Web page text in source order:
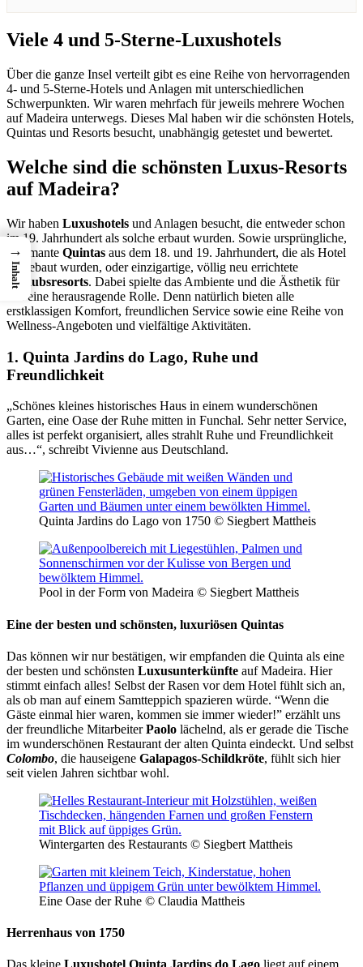
Viele 4 und 5-Sterne-Luxushotels
Über die ganze Insel verteilt gibt es eine Reihe von hervorragenden
4- und 5-Sterne-Hotels und Anlagen mit unterschiedlichen
Schwerpunkten. Wir waren mehrfach für jeweils mehrere Wochen
auf Madeira unterwegs. Dieses Mal haben wir die schönsten Hotels,
Quintas und Resorts besucht, unabhängig getestet und bewertet.
Welche sind die schönsten Luxus-Resorts
auf Madeira?
Wir haben Luxushotels und Anlagen besucht, die entweder schon
im 19. Jahrhundert als solche erbaut wurden. Sowie ursprüngliche,
charmante Quintas aus dem 18. und 19. Jahrhundert, die als Hotel
umgebaut wurden, oder einzigartige, völlig neu errichtete
Urlaubsresorts. Dabei spielte das Ambiente und die Ästhetik für
uns eine herausragende Rolle. Denn natürlich bieten alle
erstklassigen Komfort, freundlichen Service sowie eine Reihe von
Wellness-Angeboten und vielfältige Aktivitäten.
1. Quinta Jardins do Lago, Ruhe und
Freundlichkeit
„Schönes kleines historisches Haus in einem wunderschönen
Garten, eine Oase der Ruhe mitten in Funchal. Sehr netter Service,
alles ist perfekt organisiert, alles strahlt Ruhe und Freundlichkeit
aus…“, schreibt Vivienne aus Deutschland.
Quinta Jardins do Lago von 1750 © Siegbert Mattheis
Pool in der Form von Madeira © Siegbert Mattheis
Eine der besten und schönsten, luxuriösen Quintas
Das können wir nur bestätigen, wir empfanden die Quinta als eine
der besten und schönsten Luxusunterkünfte auf Madeira. Hier
stimmt einfach alles! Selbst der Rasen vor dem Hotel fühlt sich an,
als ob man auf einem Samtteppich spazieren würde. “Wenn die
Gäste einmal hier waren, kommen sie immer wieder!” erzählt uns
der freundliche MitarbeiterPaolo lächelnd, als er gerade die Tische
im wunderschönen Restaurant der alten Quinta eindeckt. Und selbst
Colombo, die hauseigene Galapagos-Schildkröte, fühlt sich hier
seit vielen Jahren sichtbar wohl.
Wintergarten des Restaurants © Siegbert Mattheis
Eine Oase der Ruhe © Claudia Mattheis
Herrenhaus von 1750
→
Inhalt